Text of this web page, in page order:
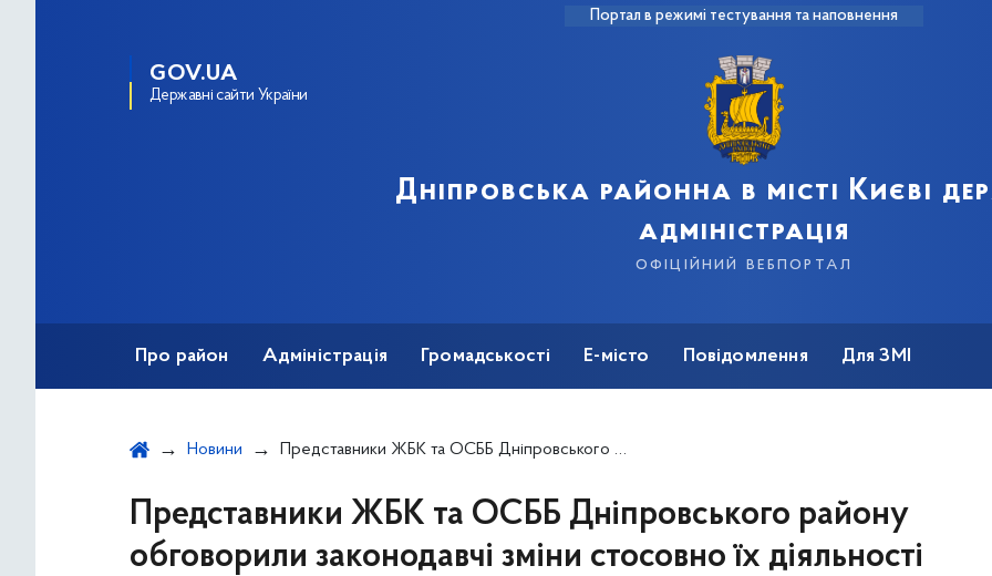
Портал в режимі тестування та наповнення
GOV.UA
Державні сайти України
Дніпровська районна в місті Києві
адміністрація
офіційний вебпортал
Про район Адміністрація Громадськості Е-місто Повідомлення Для ЗМІ
Новини Представники ЖБК та ОСББ Дніпровського району обговорили законодавчі зміни стосовно їх діяльності
Представники ЖБК та ОСББ Дніпровського району
обговорили законодавчі зміни стосовно їх діяльності